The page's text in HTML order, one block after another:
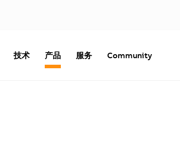
技术 产品 服务 Community